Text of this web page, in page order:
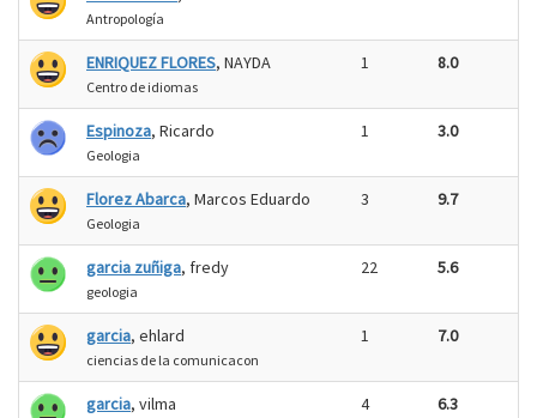
Antropología
ENRIQUEZ FLORES, NAYDA
Centro de idiomas
1 8.0
Espinoza, Ricardo
Geologia
1 3.0
Florez Abarca, Marcos Eduardo
Geologia
3 9.7
garcia zuñiga, fredy
geologia
22 5.6
garcia, ehlard
ciencias de la comunicacon
1 7.0
garcia, vilma 4 6.3